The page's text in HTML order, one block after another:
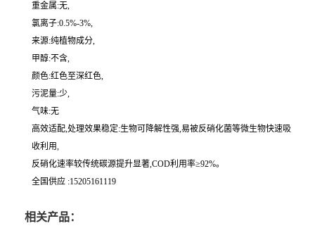
重金属:无,
氯离子:0.5%-3%,
来源:纯植物成分,
甲醇:不含,
颜色:红色至深红色,
污泥量:少,
气味:无
高效适配,处理效果稳定:生物可降解性强,易被反硝化菌等微生物快速吸
收利用,
反硝化速率较传统碳源提升显著,COD利用率≥92%。
全国供应 :15205161119
相关产品：